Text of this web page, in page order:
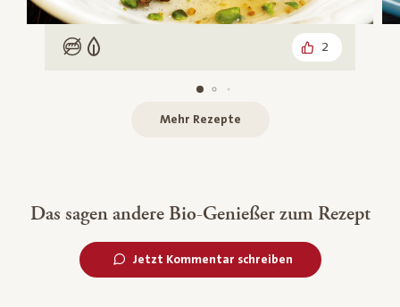
Low Carb
Vegetarisch 2
Mehr Rezepte
Das sagen andere Bio-Genießer zum Rezept
Jetzt Kommentar schreiben